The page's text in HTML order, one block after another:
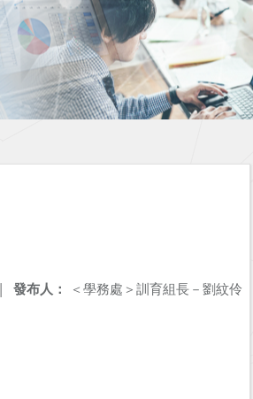
發布人： ＜學務處＞訓育組長－劉紋伶
|